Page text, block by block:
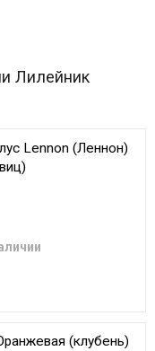
Лилейник
Lennon (Леннон)
(клубень)